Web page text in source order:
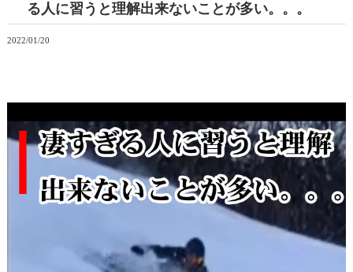
る人に習うと理解出来ないことが多い。。。
2022/01/20